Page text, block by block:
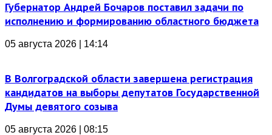
Губернатор Андрей Бочаров поставил задачи по
исполнению и формированию областного бюджета
05 августа 2026 | 14:14
В Волгоградской области завершена регистрация
кандидатов на выборы депутатов Государственной
Думы девятого созыва
05 августа 2026 | 08:15